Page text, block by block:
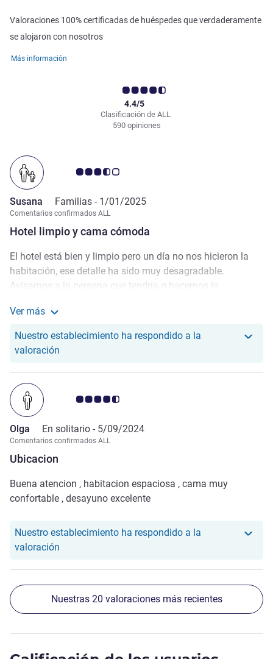
Valoraciones 100% certificadas de huéspedes que verdaderamente
se alojaron con nosotros
Más información
Clasificación de ALL
4.4/5
590 opiniones
Hotel limpio y cama cómoda
Nota de clientes de Avis 3.5/5
Susana Familias - 1/01/2025
Comentarios confirmados ALL
El hotel está bien y limpio pero un día no nos hicieron la
habitación, ese detalle ha sido muy desagradable.
Avisamos a la persona que tendría q hacernos la
la mañana) y cuando volvimos a la 20 horas no está
hecha la habitación y al no haber solución, solo nos
ofrecieron unas toallas limpias. Creo q un hotel de
habitación estuvo vacía todo el día.
Ver más
Nuestro establecimiento ha respondido a la
valoración
Ubicacion
Nota de clientes de Avis 4.5/5
Olga En solitario - 5/09/2024
Comentarios confirmados ALL
Buena atencion , habitacion espaciosa , cama muy
confortable , desayuno excelente
Nuestro establecimiento ha respondido a la
valoración
Nuestras 20 valoraciones más recientes